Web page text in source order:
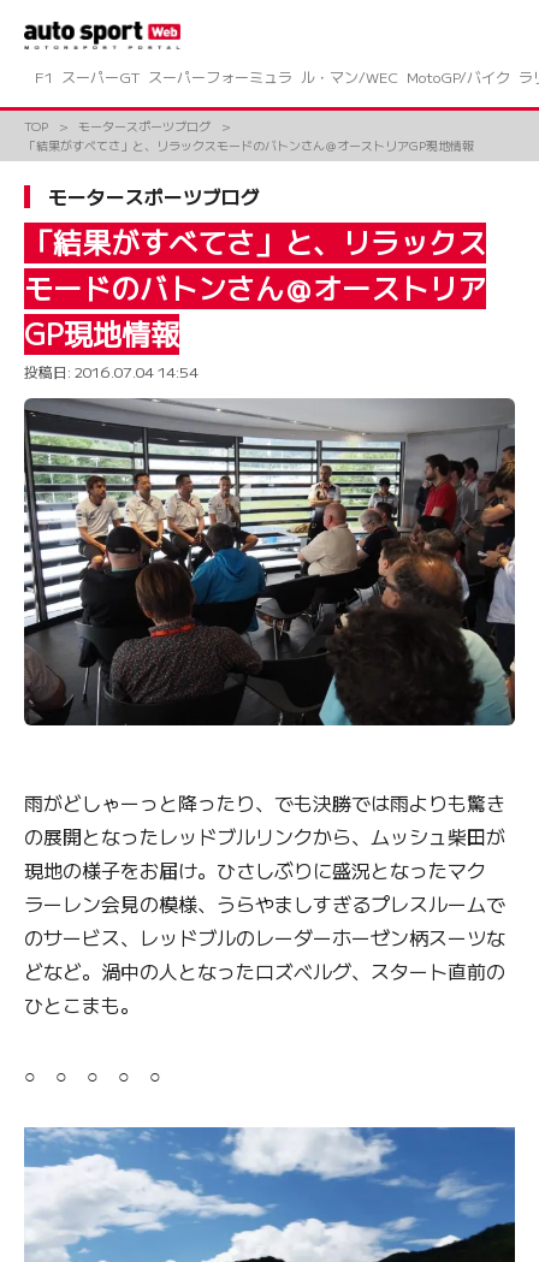
ツ
キ
F1 スーパーGT スーパーフォーミュラ ル・マン/WEC MotoGP/バイク ラ
TOP
モータースポーツブログ
「結果がすべてさ」と、リラックスモードのバトンさん＠オーストリアGP現地情報
モータースポーツブログ
「結果がすべてさ」と、リラックス
モードのバトンさん＠オーストリア
GP現地情報
投稿日: 2016.07.04 14:54
雨がどしゃーっと降ったり、でも決勝では雨よりも驚き
の展開となったレッドブルリンクから、ムッシュ柴田が
現地の様子をお届け。ひさしぶりに盛況となったマク
ラーレン会見の模様、うらやましすぎるプレスルームで
のサービス、レッドブルのレーダーホーゼン柄スーツな
どなど。渦中の人となったロズベルグ、スタート直前の
ひとこまも。
○ ○ ○ ○ ○